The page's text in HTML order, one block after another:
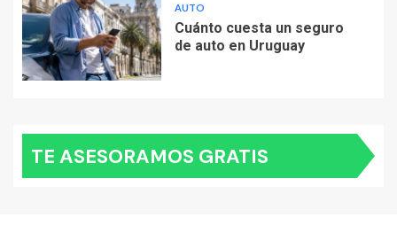
AUTO
Cuánto cuesta un seguro
de auto en Uruguay
TE ASESORAMOS GRATIS